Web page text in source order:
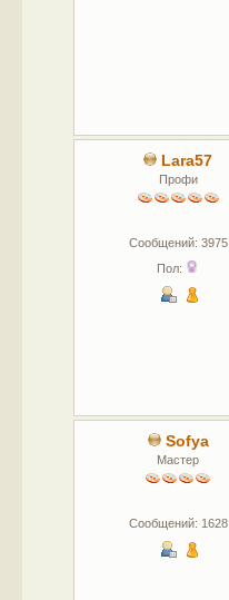
Lara57
Профи
Сообщений: 3975
Пол:
Sofya
Мастер
Сообщений: 1628